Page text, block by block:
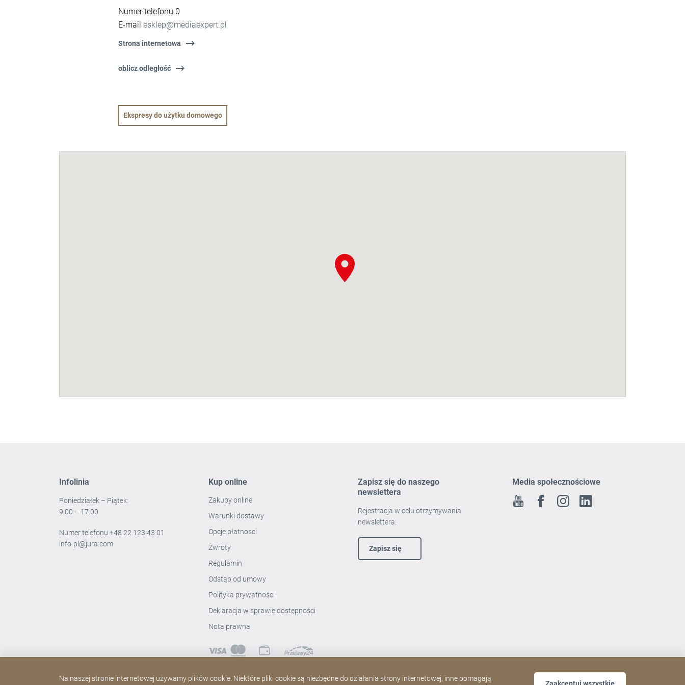
Numer telefonu 0
E-mailesklep@mediaexpert.pl
Strona internetowa
oblicz odległość
Ekspresy do użytku domowego
Infolinia
Poniedziałek – Piątek:
9.00 – 17.00
Numer telefonu+48 22 123 43 01
info-pl@jura.com
Kup online
Zakupy online
Warunki dostawy
Opcje płatnosci
Zwroty
Regulamin
Odstąp od umowy
Polityka prywatności
Deklaracja w sprawie dostępności
Nota prawna
Zapisz się do naszego
newslettera
Rejestracja w celu otrzymywania
newslettera.
Zapisz się
Media społecznościowe
Youtube FacebookInstagram
Na naszej stronie internetowej używamy plików cookie. Niektóre pliki cookie są niezbędne do działania strony internetowej, inne pomagają